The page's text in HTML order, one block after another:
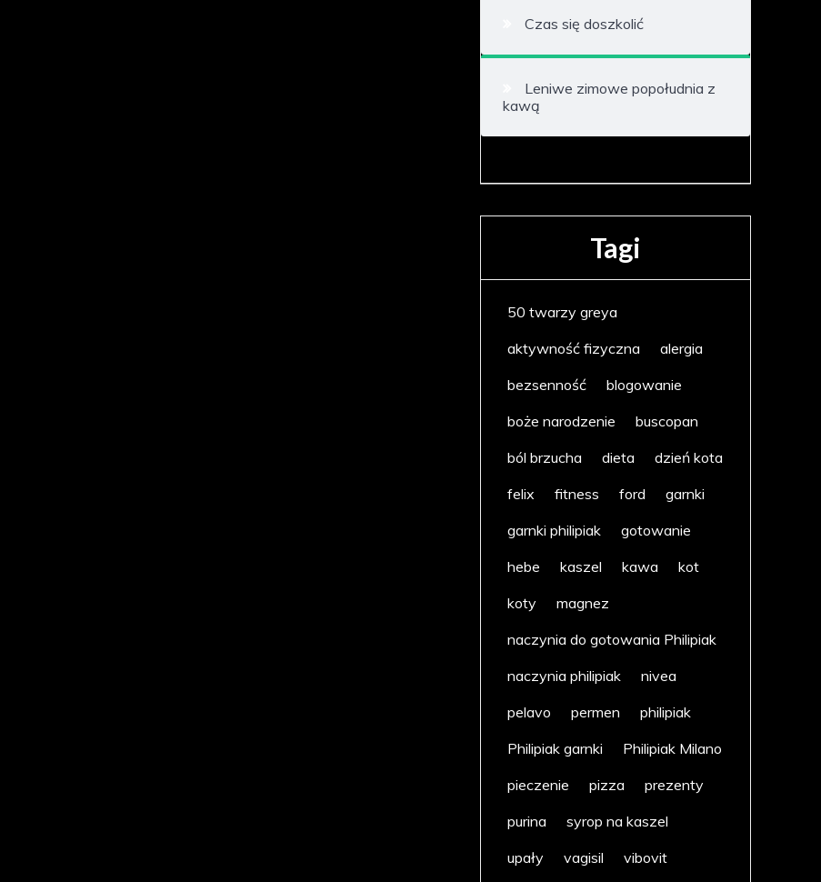
Czas się doszkolić
Leniwe zimowe popołudnia z
kawą
Tagi
50 twarzy greya
aktywność fizyczna
alergia
bezsenność
blogowanie
boże narodzenie
buscopan
ból brzucha
dieta
dzień kota
felix
fitness ford
garnki
garnki philipiak
gotowanie
hebe
kaszel kawa
kot
koty
magnez
naczynia do gotowania Philipiak
naczynia philipiak
nivea
pelavo
permen
philipiak
Philipiak garnki
Philipiak Milano
pieczenie
pizza
prezenty
purina
syrop na kaszel
upały
vagisil vibovit